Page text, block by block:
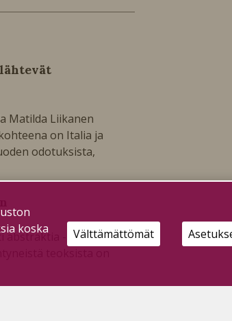
Matilda Liikanen
on Italia ja
odotuksista,
-
koska
Välttämättömät